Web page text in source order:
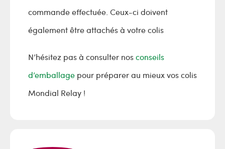
commande effectuée. Ceux-ci doivent
également être attachés à votre colis
N’hésitez pas à consulter nosconseils
d’emballage pour préparer au mieux vos colis
Mondial Relay !